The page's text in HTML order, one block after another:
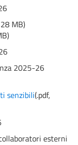
MB)
)
2025-26
senzibili(.pdf,
esterni